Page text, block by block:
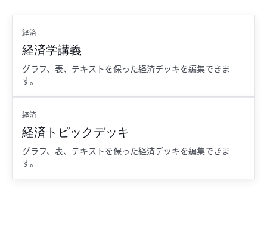
経済
経済学講義
グラフ、表、テキストを保った経済デッキを編集できま
す。
経済
経済トピックデッキ
グラフ、表、テキストを保った経済デッキを編集できま
す。